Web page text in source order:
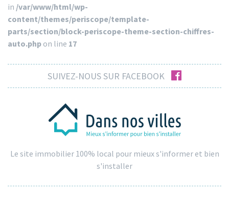
in /var/www/html/wp-
content/themes/periscope/template-
parts/section/block-periscope-theme-section-chiffres-
auto.php on line 17
SUIVEZ-NOUS SUR FACEBOOK facebook
Le site immobilier 100% local pour mieux s'informer et bien
s'installer